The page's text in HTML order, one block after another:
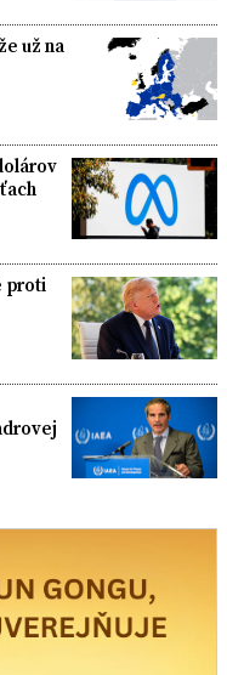
už na
proti